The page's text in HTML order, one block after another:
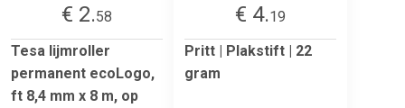
€ 2.58
Tesa lijmroller
permanent ecoLogo,
ft 8,4 mm x 8 m, op
€ 4.19
Pritt | Plakstift | 22
gram